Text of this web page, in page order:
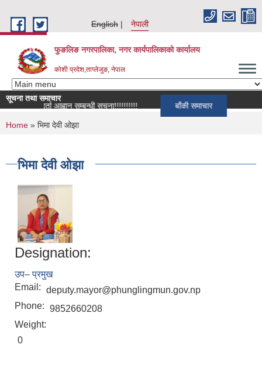
English
नेपाली
फुङलिङ नगरपालिका, नगर कार्यपालिकाको कार्यालय
कोशी प्रदेश,ताप्लेजुङ, नेपाल
सूचना तथा समाचार
सूची दर्ता आह्वान सम्बन्धी सूचना!!!!!!!!!!
बाँकी समाचार
You are here
Home » भिमा देवी ओझा
भिमा देवी ओझा
Designation:
उप– प्रमुख
Email: deputy.mayor@phunglingmun.gov.np
Phone: 9852660208
Weight:
0